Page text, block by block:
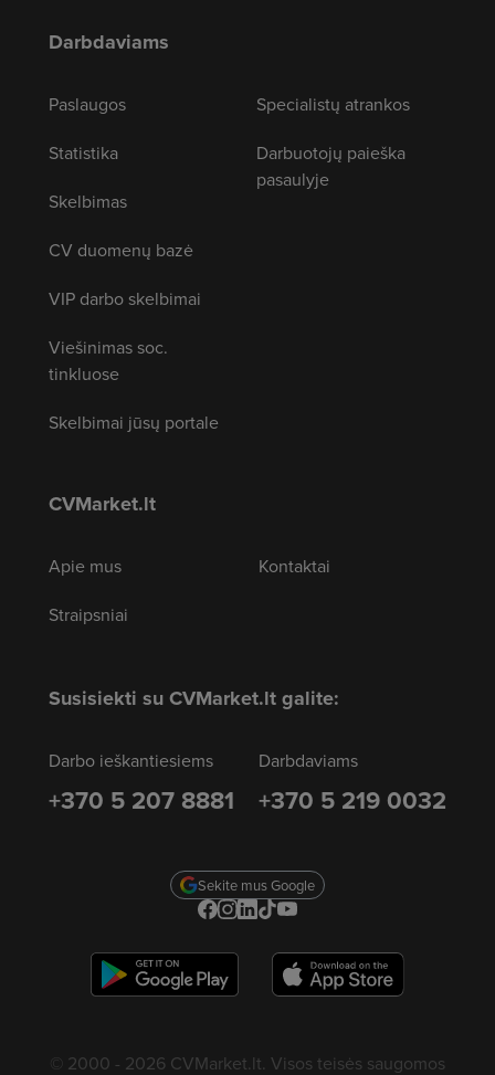
Darbdaviams
Paslaugos
Statistika
Skelbimas
CV duomenų bazė
VIP darbo skelbimai
Viešinimas soc.
tinkluose
Skelbimai jūsų portale
Specialistų atrankos
Darbuotojų paieška
pasaulyje
CVMarket.lt
Apie mus
Straipsniai
Kontaktai
Susisiekti su CVMarket.lt galite:
Darbo ieškantiesiems
+370 5 207 8881
Darbdaviams
+370 5 219 0032
Sekite mus Google
© 2000 - 2026 CVMarket.lt. Visos teisės saugomos